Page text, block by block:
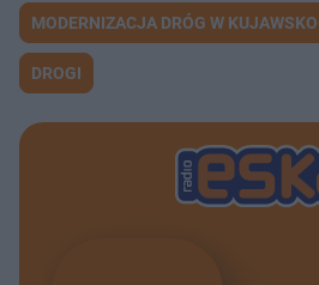
MODERNIZACJA DRÓG W
DROGI